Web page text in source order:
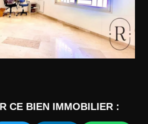
CE BIEN IMMOBILIER :